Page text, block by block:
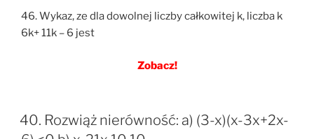
46. Wykaz, ze dla dowolnej liczby całkowitej k, liczba k
6k+ 11k – 6 jest
Zobacz!
40. Rozwiąż nierówność: a) (3-x)(x-3x+2x-